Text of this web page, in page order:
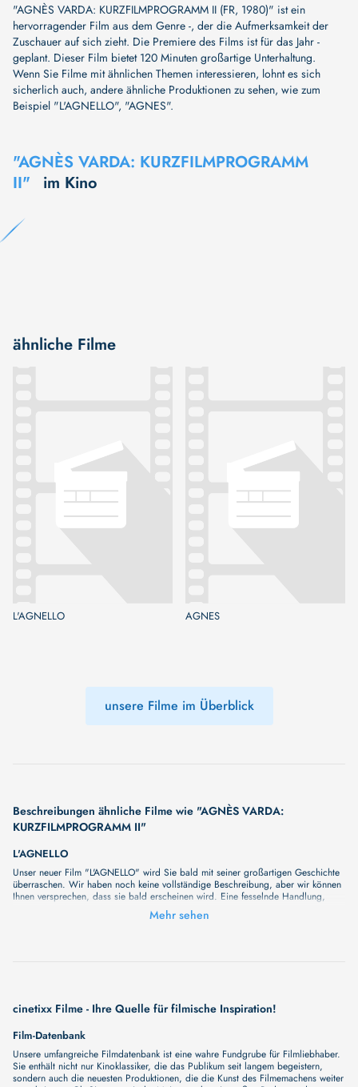
"AGNÈS VARDA: KURZFILMPROGRAMM II (FR, 1980)" ist ein
hervorragender Film aus dem Genre -, der die Aufmerksamkeit der
Zuschauer auf sich zieht. Die Premiere des Films ist für das Jahr -
geplant. Dieser Film bietet 120 Minuten großartige Unterhaltung.
Wenn Sie Filme mit ähnlichen Themen interessieren, lohnt es sich
sicherlich auch, andere ähnliche Produktionen zu sehen, wie zum
Beispiel "L'AGNELLO", "AGNES".
"AGNÈS VARDA: KURZFILMPROGRAMM
II"
im Kino
ähnliche Filme
L'AGNELLO AGNES
unsere Filme im Überblick
Beschreibungen ähnliche Filme wie "AGNÈS VARDA:
KURZFILMPROGRAMM II"
L'AGNELLO
Unser neuer Film "L'AGNELLO" wird Sie bald mit seiner großartigen Geschichte
überraschen. Wir haben noch keine vollständige Beschreibung, aber wir können
Ihnen versprechen, dass sie bald erscheinen wird. Eine fesselnde Handlung,
ungewöhnliche Charaktere und unerforschte Geheimnisse erwarten Sie in
unserem Film. Bleiben Sie dran für etwas Besonderes - wir werden jede Minute
unserem Film. Bleiben Sie dran für etwas Besonderes - wir werden jede Minute
Mehr sehen
cinetixx Filme - Ihre Quelle für filmische Inspiration!
Film-Datenbank
Unsere umfangreiche Filmdatenbank ist eine wahre Fundgrube für Filmliebhaber.
Sie enthält nicht nur Kinoklassiker, die das Publikum seit langem begeistern,
sondern auch die neuesten Produktionen, die die Kunst des Filmemachens weiter